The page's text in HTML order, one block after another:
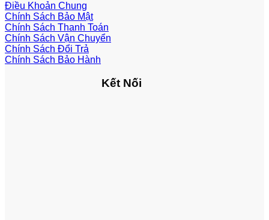
Điều Khoản Chung
Chính Sách Bảo Mật
Chính Sách Thanh Toán
Chính Sách Vận Chuyển
Chính Sách Đổi Trả
Chính Sách Bảo Hành
Kết Nối